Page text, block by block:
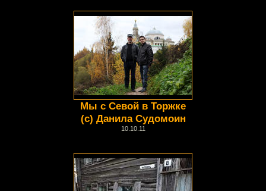
Мы с Севой в Торжке
(с) Данила Судомоин
10.10.11